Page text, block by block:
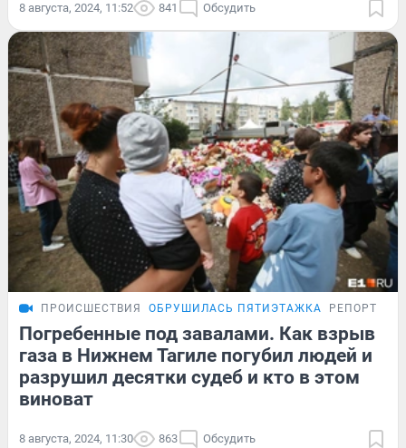
8 августа, 2024, 11:52 841 Обсудить
ПРОИСШЕСТВИЯ ОБРУШИЛАСЬ ПЯТИЭТАЖКА РЕПОРТАЖ
Погребенные под завалами. Как взрыв
газа в Нижнем Тагиле погубил людей и
разрушил десятки судеб и кто в этом
виноват
8 августа, 2024, 11:30 863 Обсудить